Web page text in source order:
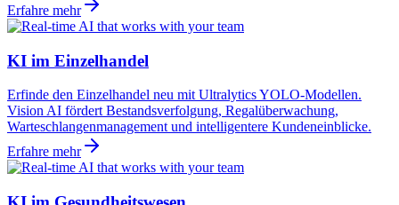
Erfahre mehr
KI im Einzelhandel
Erfinde den Einzelhandel neu mit Ultralytics YOLO-Modellen.
Vision AI fördert Bestandsverfolgung, Regalüberwachung,
Warteschlangenmanagement und intelligentere Kundeneinblicke.
Erfahre mehr